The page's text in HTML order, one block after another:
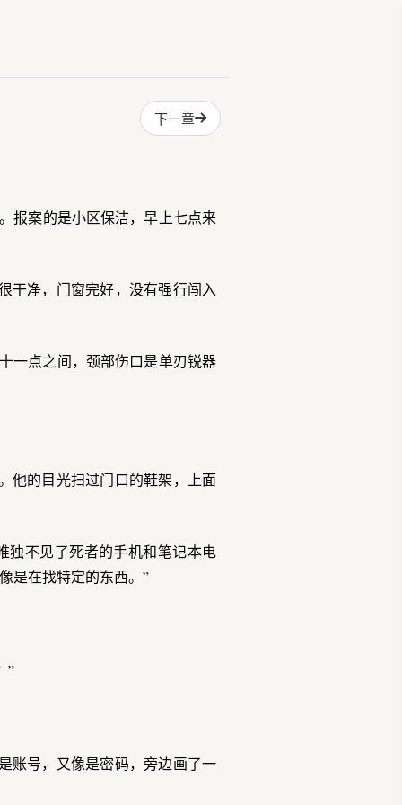
下一章
报案的是小区保洁，早上七点来
干净，门窗完好，没有强行闯入
一点之间，颈部伤口是单刃锐器
他的目光扫过门口的鞋架，上面
独不见了死者的手机和笔记本电
是在找特定的东西。”
”
账号，又像是密码，旁边画了一